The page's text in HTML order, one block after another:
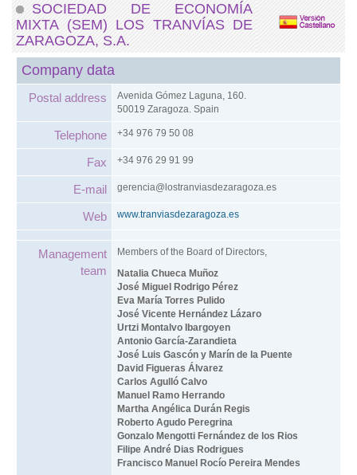
SOCIEDAD DE ECONOMÍA
MIXTA (SEM) LOS TRANVÍAS DE
ZARAGOZA, S.A.
Company data
Postal address
Avenida Gómez Laguna, 160.
50019 Zaragoza. Spain
Telephone +34 976 79 50 08
Fax +34 976 29 91 99
E-mail gerencia@lostranviasdezaragoza.es
Web www.tranviasdezaragoza.es
Management
team
Members of the Board of Directors,
Natalia Chueca Muñoz
José Miguel Rodrigo Pérez
Eva María Torres Pulido
José Vicente Hernández Lázaro
Urtzi Montalvo Ibargoyen
Antonio García-Zarandieta
José Luis Gascón y Marín de la Puente
David Figueras Álvarez
Carlos Agulló Calvo
Manuel Ramo Herrando
Martha Angélica Durán Regis
Roberto Agudo Peregrina
Gonzalo Mengotti Fernández de los Rios
Filipe André Dias Rodrigues
Francisco Manuel Rocío Pereira Mendes